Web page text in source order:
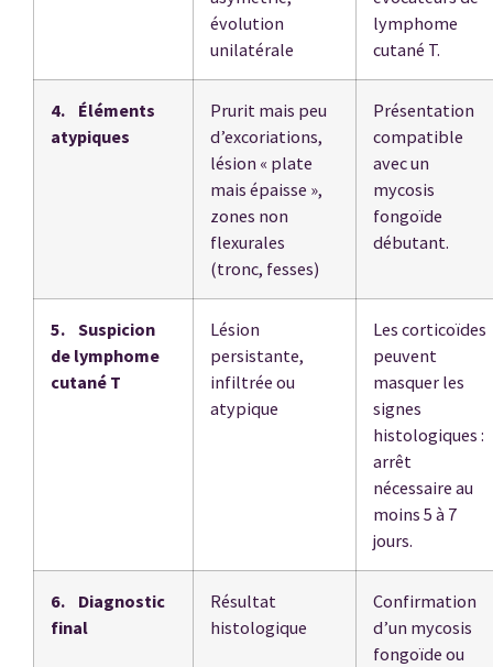
évolution
unilatérale
lymphome
cutané T.
4. Éléments
atypiques
Prurit mais peu
d’excoriations,
lésion « plate
mais épaisse »,
zones non
flexurales
(tronc, fesses)
Présentation
compatible
avec un
mycosis
fongoïde
débutant.
5. Suspicion
de lymphome
cutané T
Lésion
persistante,
infiltrée ou
atypique
Les corticoïdes
peuvent
masquer les
signes
histologiques :
arrêt
nécessaire au
moins 5 à 7
jours.
6. Diagnostic
final
Résultat
histologique
Confirmation
d’un mycosis
fongoïde ou